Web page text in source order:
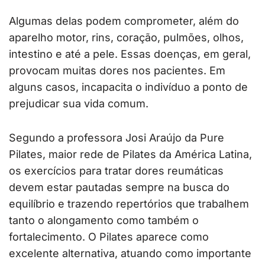
Algumas delas podem comprometer, além do
aparelho motor, rins, coração, pulmões, olhos,
intestino e até a pele. Essas doenças, em geral,
provocam muitas dores nos pacientes. Em
alguns casos, incapacita o indivíduo a ponto de
prejudicar sua vida comum.
Segundo a professora Josi Araújo da Pure
Pilates, maior rede de Pilates da América Latina,
os exercícios para tratar dores reumáticas
devem estar pautadas sempre na busca do
equilíbrio e trazendo repertórios que trabalhem
tanto o alongamento como também o
fortalecimento. O Pilates aparece como
excelente alternativa, atuando como importante